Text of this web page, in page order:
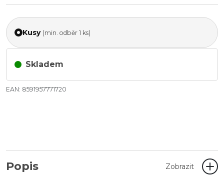
Kusy (min. odběr 1 ks)
Skladem
EAN: 8591957771720
Popis Zobrazit